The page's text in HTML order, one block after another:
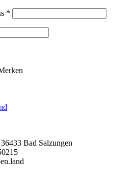
*
Bad Salzungen